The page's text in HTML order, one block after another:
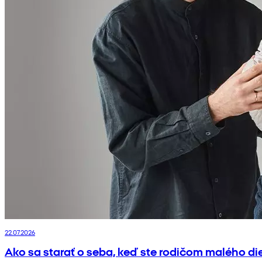
22.07.2026
Ako sa starať o seba, keď ste rodičom malého